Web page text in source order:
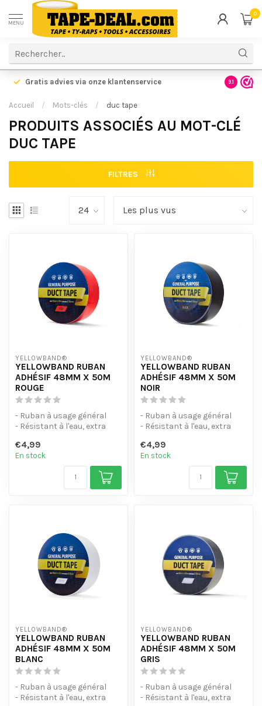
MENU
0
Gratis advies via onze klantenservice 9.1
Accueil / Mots-clés / duc tape
PRODUITS ASSOCIÉS AU MOT-CLÉ
DUC TAPE
FILTRES
YELLOWBAND®
YELLOWBAND RUBAN
ADHÉSIF 48MM X 50M
ROUGE
- Ruban à usage général
- Résistant à l'eau, extra
- Différentes co...
€4,99
En stock
YELLOWBAND®
YELLOWBAND RUBAN
ADHÉSIF 48MM X 50M
NOIR
- Ruban à usage général
- Résistant à l'eau, extra
- Différentes co...
€4,99
En stock
YELLOWBAND®
YELLOWBAND RUBAN
ADHÉSIF 48MM X 50M
BLANC
- Ruban à usage général
- Résistant à l'eau, extra
YELLOWBAND®
YELLOWBAND RUBAN
ADHÉSIF 48MM X 50M
GRIS
- Ruban à usage général
- Résistant à l'eau, extra